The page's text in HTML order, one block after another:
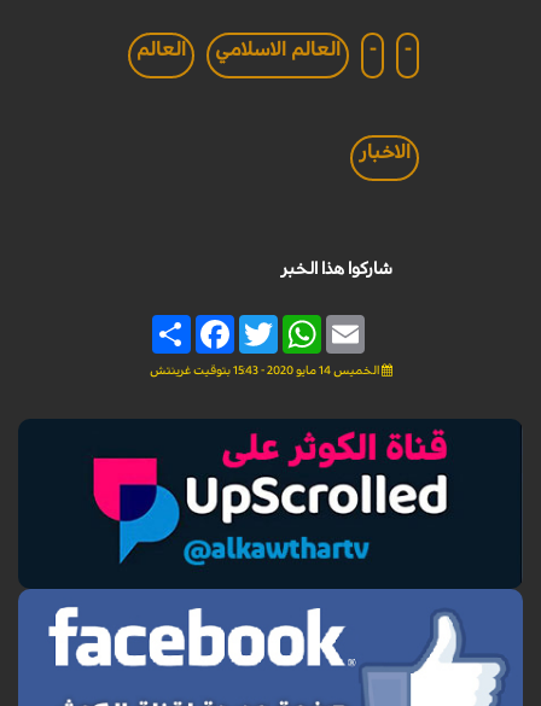
-
- العالم الاسلامي العالم
الاخبار
شاركوا هذا الخبر
Share
FacebookTwitter
WhatsAppEmail
الخميس 14 مايو 2020 - 15:43 بتوقيت غرينتش